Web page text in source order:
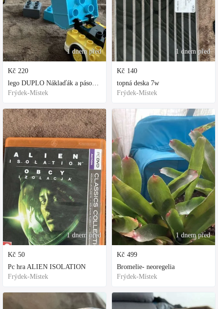
1 dnem před
Kč 220
lego DUPLO Náklaďák a pásový bagr
Frýdek-Místek
1 dnem před
Kč 50
Pc hra ALIEN ISOLATION
Frýdek-Místek
1 dnem před
Kč 140
topná deska 7w
Frýdek-Místek
1 dnem před
Kč 499
Bromelie- neoregelia
Frýdek-Místek